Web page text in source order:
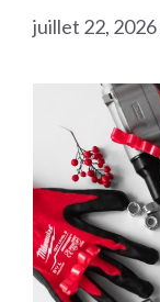
juillet 22, 2026